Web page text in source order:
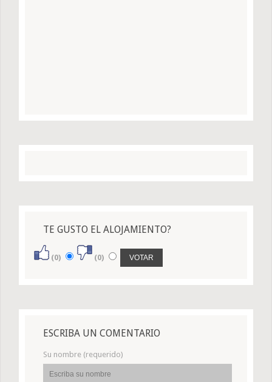
TE GUSTO EL ALOJAMIENTO?
(0) (0)
ESCRIBA UN COMENTARIO
Su nombre (requerido)